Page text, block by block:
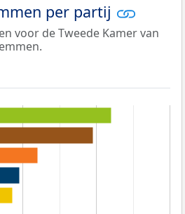
per partij
voor de Tweede Kamer van